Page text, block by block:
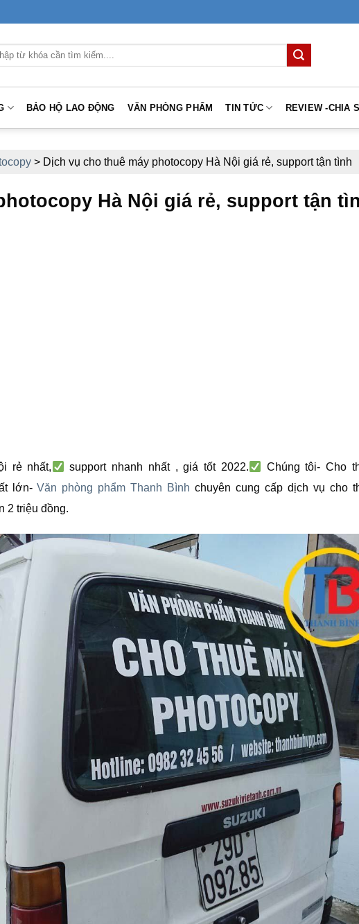
BẢO HỘ LAO ĐỘNG VĂN PHÒNG PHẨM TIN TỨC REVIEW -CHIA
> Dịch vụ cho thuê máy photocopy Hà Nội giá rẻ, support tận tình
Hà Nội giá rẻ, support tận
rẻ nhất, support nhanh nhất , giá tốt 2022.
Chúng tôi- Cho
lớn-Văn phòng phẩm Thanh Bình chuyên cung cấp dịch vụ cho
2 triệu đồng.